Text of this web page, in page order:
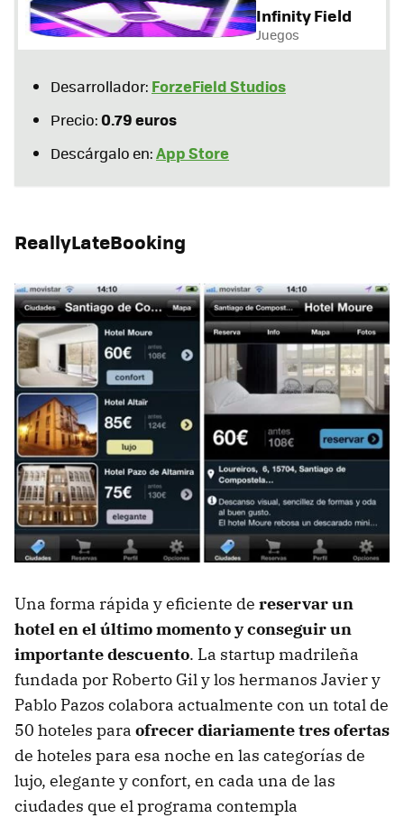
Infinity Field
Juegos
Desarrollador: ForzeField Studios
Precio:0.79 euros
Descárgalo en:App Store
ReallyLateBooking
Una forma rápida y eficiente de reservar un
hotel en el último momento y conseguir un
importante descuento. La startup madrileña
fundada por Roberto Gil y los hermanos Javier y
Pablo Pazos colabora actualmente con un total de
50 hoteles para ofrecer diariamente tres ofertas
de hoteles para esa noche en las categorías de
lujo, elegante y confort, en cada una de las
ciudades que el programa contempla